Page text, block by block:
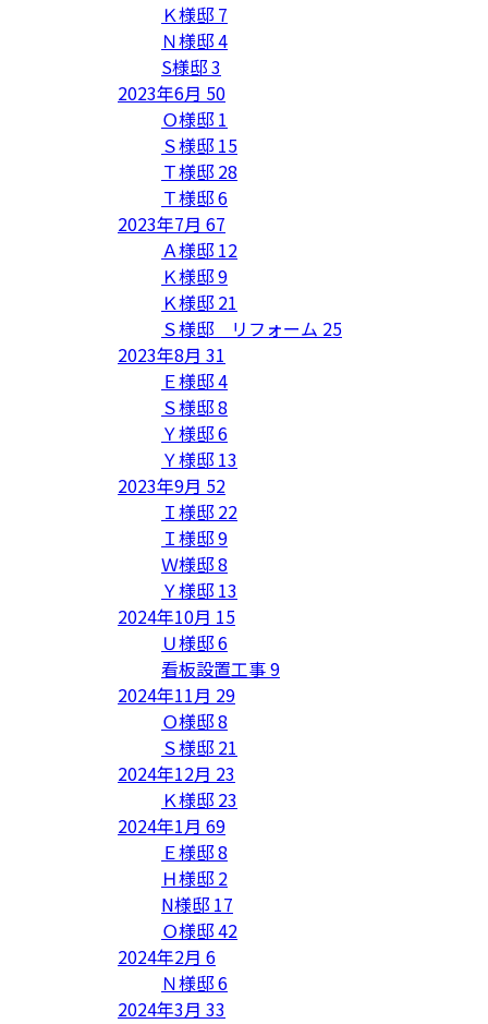
Ｋ様邸 7
Ｎ様邸4
S様邸3
2023年6月 50
Ｏ様邸 1
Ｓ様邸 15
Ｔ様邸 28
Ｔ様邸6
2023年7月 67
Ａ様邸 12
Ｋ様邸9
Ｋ様邸 21
Ｓ様邸 リフォーム 25
2023年8月 31
Ｅ様邸4
Ｓ様邸8
Ｙ様邸6
Ｙ様邸 13
2023年9月 52
Ｉ様邸 22
Ｉ様邸9
Ｗ様邸8
Ｙ様邸 13
2024年10月 15
Ｕ様邸6
看板設置工事9
2024年11月 29
Ｏ様邸8
Ｓ様邸 21
2024年12月 23
Ｋ様邸 23
2024年1月 69
Ｅ様邸8
Ｈ様邸 2
N様邸 17
Ｏ様邸42
2024年2月 6
Ｎ様邸6
2024年3月 33